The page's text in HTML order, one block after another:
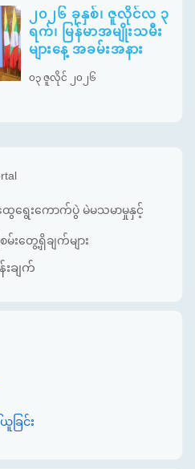
၂၀၂၆ ခုနှစ်၊ ဇူလိုင်လ ၃
ရက်၊ မြန်မာအမျိုးသမီး
များနေ့ အခမ်းအနား
၀၃ ဇူလိုင် ၂၀၂၆
ေရွေးကောက်ပွဲ မဲမသမာမှုနှင့်
မ်းတွေ့ရှိချက်များ
ချက်
ခြင်း